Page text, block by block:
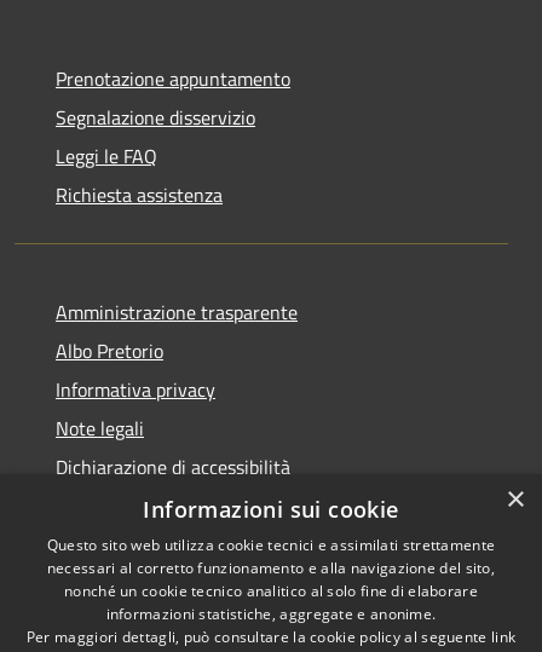
Prenotazione appuntamento
Segnalazione disservizio
Leggi le FAQ
Richiesta assistenza
Amministrazione trasparente
Albo Pretorio
Informativa privacy
Note legali
Dichiarazione di accessibilità
Accessibilità
×
Informazioni sui cookie
Questo sito web utilizza cookie tecnici e assimilati strettamente
necessari al corretto funzionamento e alla navigazione del sito,
nonché un cookie tecnico analitico al solo fine di elaborare
informazioni statistiche, aggregate e anonime.
Per maggiori dettagli, può consultare la cookie policy al seguente link